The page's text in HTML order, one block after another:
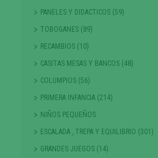
PANELES Y DIDACTICOS (59)
TOBOGANES (89)
RECAMBIOS (10)
CASITAS MESAS Y BANCOS (48)
COLUMPIOS (56)
PRIMERA INFANCIA (214)
NIÑOS PEQUEÑOS
ESCALADA , TREPA Y EQUILIBRIO (301)
GRANDES JUEGOS (14)